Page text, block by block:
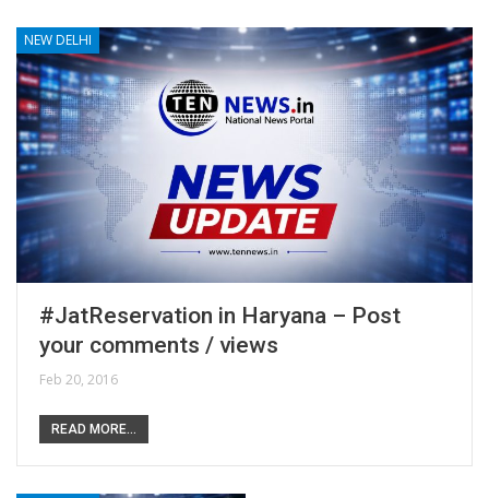
NEW DELHI
#JatReservation in Haryana – Post
your comments / views
Feb 20, 2016
READ MORE...